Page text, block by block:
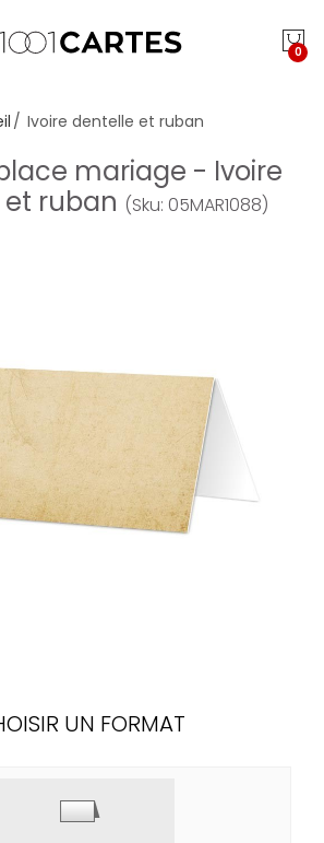
0
Ivoire dentelle et ruban
mariage - Ivoire
ruban (Sku: 05MAR1088)
UN FORMAT